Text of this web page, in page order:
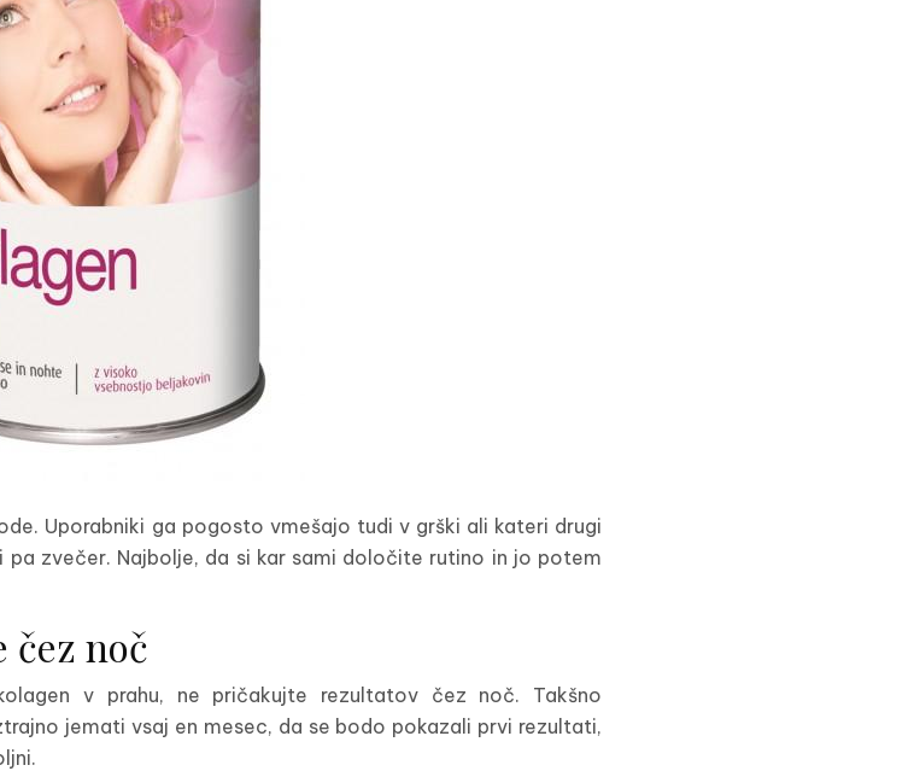
Uporabniki ga pogosto vmešajo tudi v grški ali kateri drugi
zvečer. Najbolje, da si kar sami določite rutino in jo potem
čez noč
v prahu, ne pričakujte rezultatov čez noč. Takšno
jemati vsaj en mesec, da se bodo pokazali prvi rezultati,